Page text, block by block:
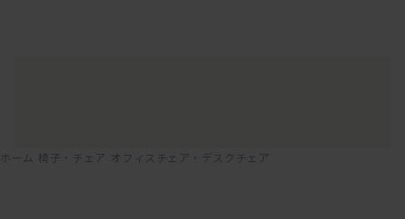
ホーム 椅子・チェア オフィスチェア・デスクチェア